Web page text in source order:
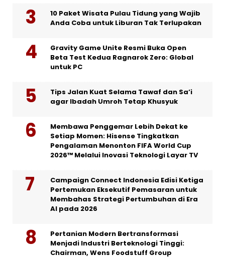
10 Paket Wisata Pulau Tidung yang Wajib
Anda Coba untuk Liburan Tak Terlupakan
Gravity Game Unite Resmi Buka Open
Beta Test Kedua Ragnarok Zero: Global
untuk PC
Tips Jalan Kuat Selama Tawaf dan Sa’i
agar Ibadah Umroh Tetap Khusyuk
Membawa Penggemar Lebih Dekat ke
Setiap Momen: Hisense Tingkatkan
Pengalaman Menonton FIFA World Cup
2026™ Melalui Inovasi Teknologi Layar TV
Campaign Connect Indonesia Edisi Ketiga
Pertemukan Eksekutif Pemasaran untuk
Membahas Strategi Pertumbuhan di Era
AI pada 2026
Pertanian Modern Bertransformasi
Menjadi Industri Berteknologi Tinggi:
Chairman, Wens Foodstuff Group